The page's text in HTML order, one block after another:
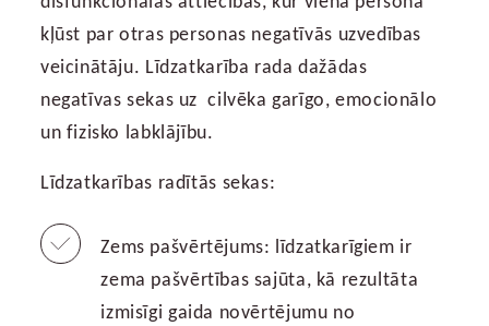
kļūst par otras personas negatīvās uzvedības
veicinātāju. Līdzatkarība rada dažādas
negatīvas sekas uz cilvēka garīgo, emocionālo
un fizisko labklājību.
Līdzatkarības radītās sekas:
Zems pašvērtējums: līdzatkarīgiem ir
zema pašvērtības sajūta, kā rezultāta
izmisīgi gaida novērtējumu no